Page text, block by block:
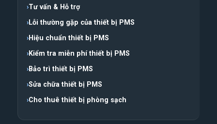
Tư vấn & Hỗ trợ
Lỗi thường gặp của thiết bị PMS
Hiệu chuẩn thiết bị PMS
Kiểm tra miễn phí thiết bị PMS
Bảo trì thiết bị PMS
Sửa chữa thiết bị PMS
Cho thuê thiết bị phòng sạch